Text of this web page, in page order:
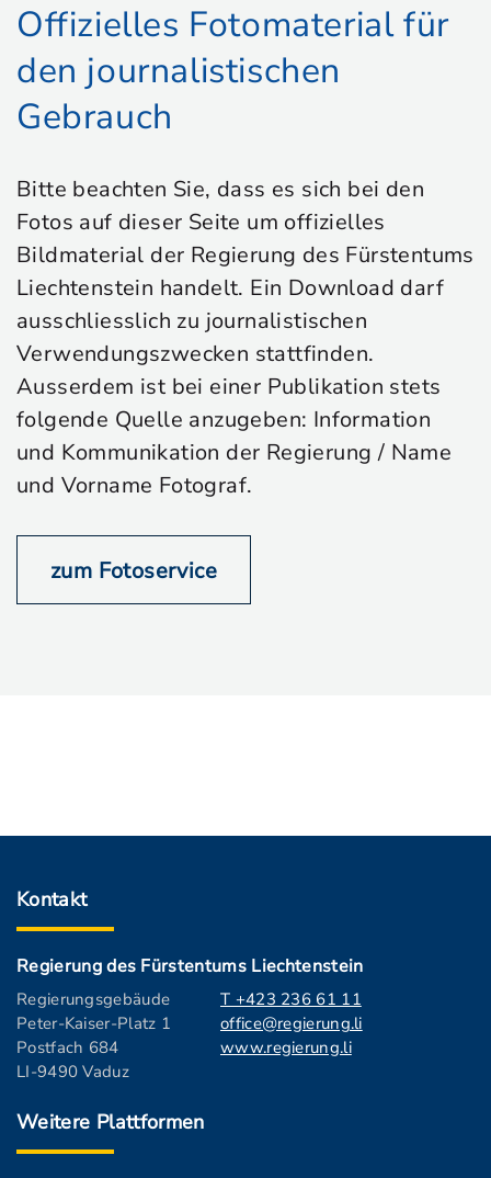
Offizielles Fotomaterial für
den journalistischen
Gebrauch
Bitte beachten Sie, dass es sich bei den
Fotos auf dieser Seite um offizielles
Bildmaterial der Regierung des Fürstentums
Liechtenstein handelt. Ein Download darf
ausschliesslich zu journalistischen
Verwendungszwecken stattfinden.
Ausserdem ist bei einer Publikation stets
folgende Quelle anzugeben: Information
und Kommunikation der Regierung / Name
und Vorname Fotograf.
zum Fotoservice
Kontakt
Regierung des Fürstentums Liechtenstein
Regierungsgebäude
Peter-Kaiser-Platz 1
Postfach 684
LI-9490 Vaduz
T +423 236 61 11
office@regierung.li
www.regierung.li
Weitere Plattformen